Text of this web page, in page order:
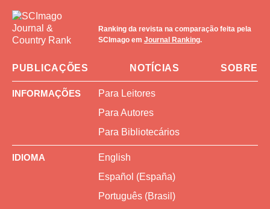
Ranking da revista na comparação feita pela
SCImago em Journal Ranking.
PUBLICAÇÕES NOTÍCIAS SOBRE
INFORMAÇÕES
Para Leitores
Para Autores
Para Bibliotecários
IDIOMA
English
Español (España)
Português (Brasil)